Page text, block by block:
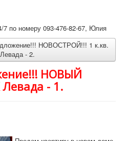
по номеру 093-476-82-67, Юлия
НОВОСТРОЙ!!! 1 к.кв.
- 2.
НОВЫЙ
- 1.